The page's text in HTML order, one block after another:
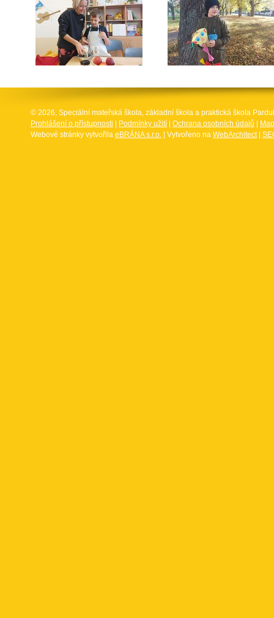
© 2026, Speciální mateřská škola, základní škola a praktická škola
Prohlášení o přístupnosti
Podmínky užití Ochrana osobních údajů
Webové stránky vytvořila eBRÁNA s.r.o. | Vytvořeno na WebArchitect|